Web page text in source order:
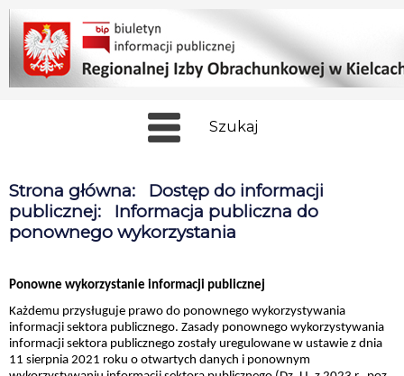
Szukaj
Strona główna: Dostęp do informacji
publicznej: Informacja publiczna do
ponownego wykorzystania
Ponowne wykorzystanie informacji publicznej
Każdemu przysługuje prawo do ponownego wykorzystywania
informacji sektora publicznego. Zasady ponownego wykorzystywania
informacji sektora publicznego zostały uregulowane w ustawie z dnia
11 sierpnia 2021 roku o otwartych danych i ponownym